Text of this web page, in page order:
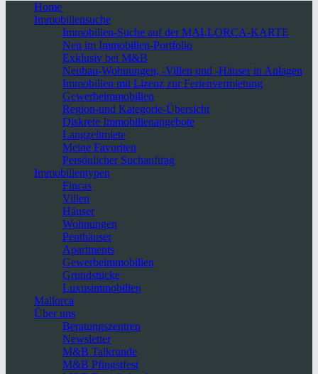
Home
Immobiliensuche
Immobilien-Suche auf der MALLORCA-KARTE
Neu im Immobilien-Portfolio
Exklusiv bei M&B
Neubau-Wohnungen, -Villen und -Häuser in Anlagen
Immobilien mit Lizenz zur Ferienvermietung
Gewerbeimmobilien
Region-und Kategorie-Übersicht
Diskrete Immobilienangebote
Langzeitmiete
Meine Favoriten
Persönlicher Suchauftrag
Immobilientypen
Fincas
Villen
Häuser
Wohnungen
Penthäuser
Apartments
Gewerbeimmobilien
Grundstücke
Luxusimmobilien
Mallorca
Über uns
Beratungszentren
Newsletter
M&B Talkrunde
M&B Pfingstfest